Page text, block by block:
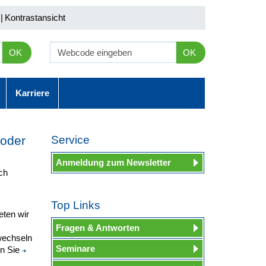
Kontrastansicht
OK OK
Karriere
wir
Sie
Service
Anmeldung zum Newsletter
Top Links
Fragen & Antworten
Seminare